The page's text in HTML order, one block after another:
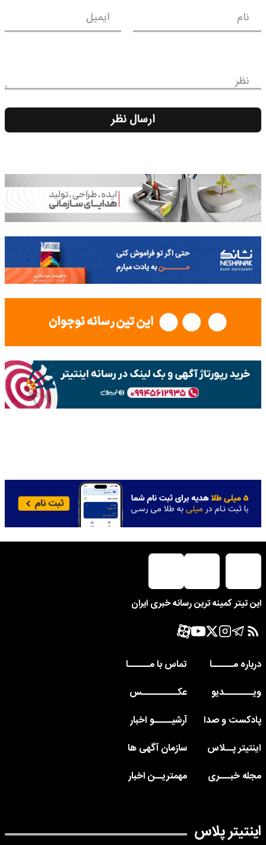
نام ایمیل
نظر
ارسال نظر
این تیتر کمینه ترین رسانه خبری ایران
درباره مــــــا
تماس با مــــــا
ویــــــــدیو
عکــــــــــس
پادکست و صدا
آرشیـــــو اخبار
اینتیتر پــلاس
سازمان آگهی ها
مجله خبـــری
مهمتریــن اخبار
اینتیتر پلاس